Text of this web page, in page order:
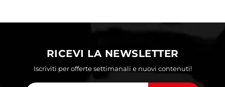
RICEVI LA NEWSLETTER
Iscriviti per offerte settimanali e nuovi contenuti!